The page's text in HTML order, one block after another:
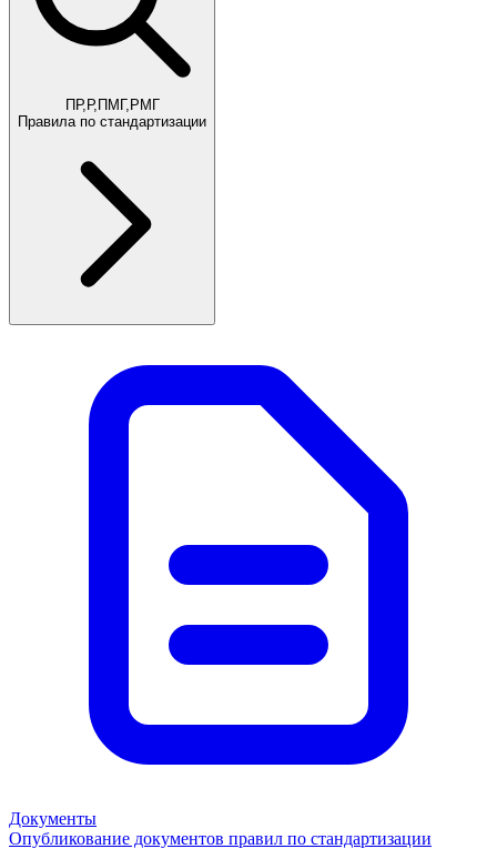
ПР,Р,ПМГ,РМГ
Правила по стандартизации
Документы
Опубликование документов правил по стандартизации